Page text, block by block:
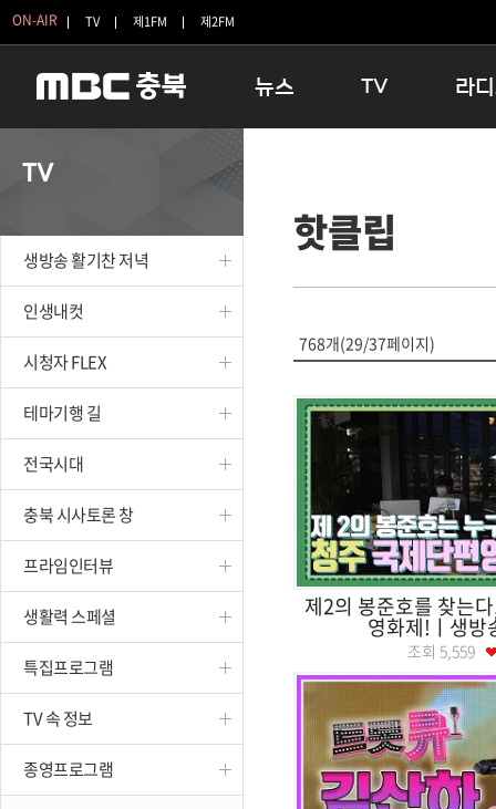
ON-AIR TV 제1FM 제2FM
뉴스
보은
옥천
TV
인생내컷
테마기행 길
시청자 FLEX
특집프로그램
종영프로그램
라
TV
생방송 활기찬 저녁
인생내컷
시청자 FLEX
테마기행 길
전국시대
충북 시사토론 창
프라임인터뷰
생활력 스페셜
특집프로그램
TV 속 정보
종영프로그램
핫클립
768개(29/37페이지)
제2의 봉준호를 찾는
영화제!ㅣ생방
조회 5,559